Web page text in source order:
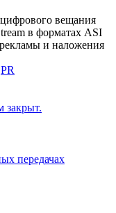
вещания
в форматах ASI
и наложения
PR
закрыт.
передачах